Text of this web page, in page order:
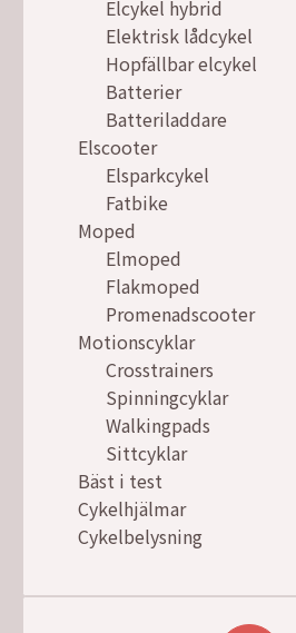
Elcykel hybrid
Elektrisk lådcykel
Hopfällbar elcykel
Batterier
Batteriladdare
Elscooter
Elsparkcykel
Fatbike
Moped
Elmoped
Flakmoped
Promenadscooter
Motionscyklar
Crosstrainers
Spinningcyklar
Walkingpads
Sittcyklar
Bäst i test
Cykelhjälmar
Cykelbelysning